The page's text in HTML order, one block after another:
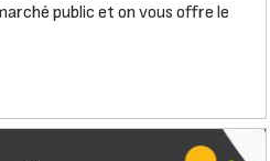
public et on vous offre le